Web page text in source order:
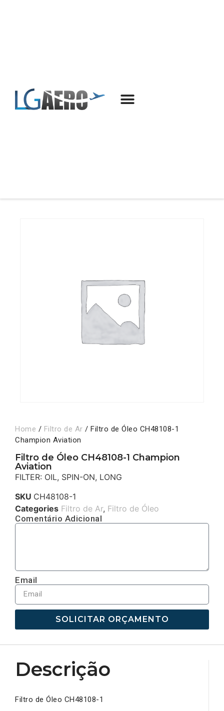
Home / Filtro de Ar / Filtro de Óleo CH48108-1
Champion Aviation
Filtro de Óleo CH48108-1 Champion
Aviation
FILTER: OIL, SPIN-ON, LONG
SKU CH48108-1
Categories Filtro de Ar, Filtro de Óleo
Comentário Adicional
Email
SOLICITAR ORÇAMENTO
Descrição
Filtro de Óleo CH48108-1